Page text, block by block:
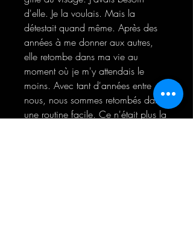
d'elle. Je la voulais. Mais la
détestait quand même. Après des
années à me donner aux autres,
elle retombe dans ma vie au
moment où je m'y attendais le
moins. Avec tant d'années entre
nous, nous sommes retombés dans
une routine facile. Ce n'était plus la